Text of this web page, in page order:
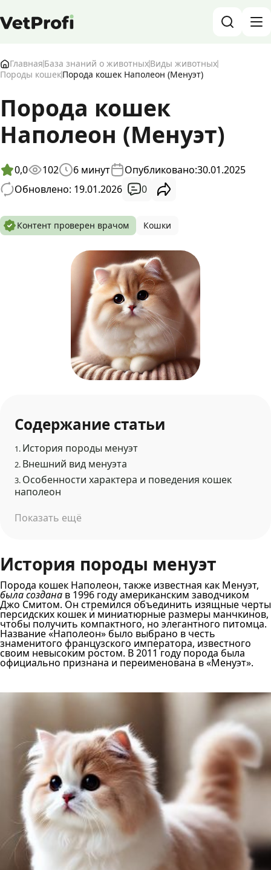
База знаний о животных и ветеринарии
Форум
Главная База знаний о животныхВиды животных
Породы кошекПорода кошек Наполеон (Менуэт)
Порода кошек
Наполеон (Менуэт)
0,0 102 6 минут Опубликовано:30.01.2025
Обновлено: 19.01.2026
0
Контент проверен врачом Кошки
Содержание статьи
1. История породы менуэт
2. Внешний вид менуэта
3. Особенности характера и поведения кошек
наполеон
Показать ещё
История породы менуэт
Порода кошек Наполеон, также известная как Менуэт,
была создана в 1996 году американским заводчиком
Джо Смитом. Он стремился объединить изящные черты
персидских кошек и миниатюрные размеры манчкинов,
чтобы получить компактного, но элегантного питомца.
Название «Наполеон» было выбрано в честь
знаменитого французского императора, известного
своим невысоким ростом. В 2011 году порода была
официально признана и переименована в «Менуэт».